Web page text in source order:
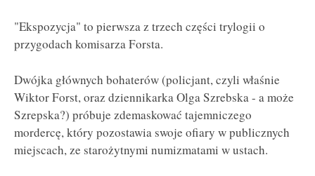
"Ekspozycja" to pierwsza z trzech części trylogii o
przygodach komisarza Forsta.
Dwójka głównych bohaterów (policjant, czyli właśnie
Wiktor Forst, oraz dziennikarka Olga Szrebska - a może
Szrepska?) próbuje zdemaskować tajemniczego
mordercę, który pozostawia swoje ofiary w publicznych
miejscach, ze starożytnymi numizmatami w ustach.